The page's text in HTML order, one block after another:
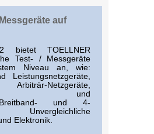
auf
bietet TOELLNER
Test- / Messgeräte
Niveau an, wie:
Leistungsnetzgeräte,
Netzgeräte,
und
Breitband- und 4-
Unvergleichliche
Elektronik.